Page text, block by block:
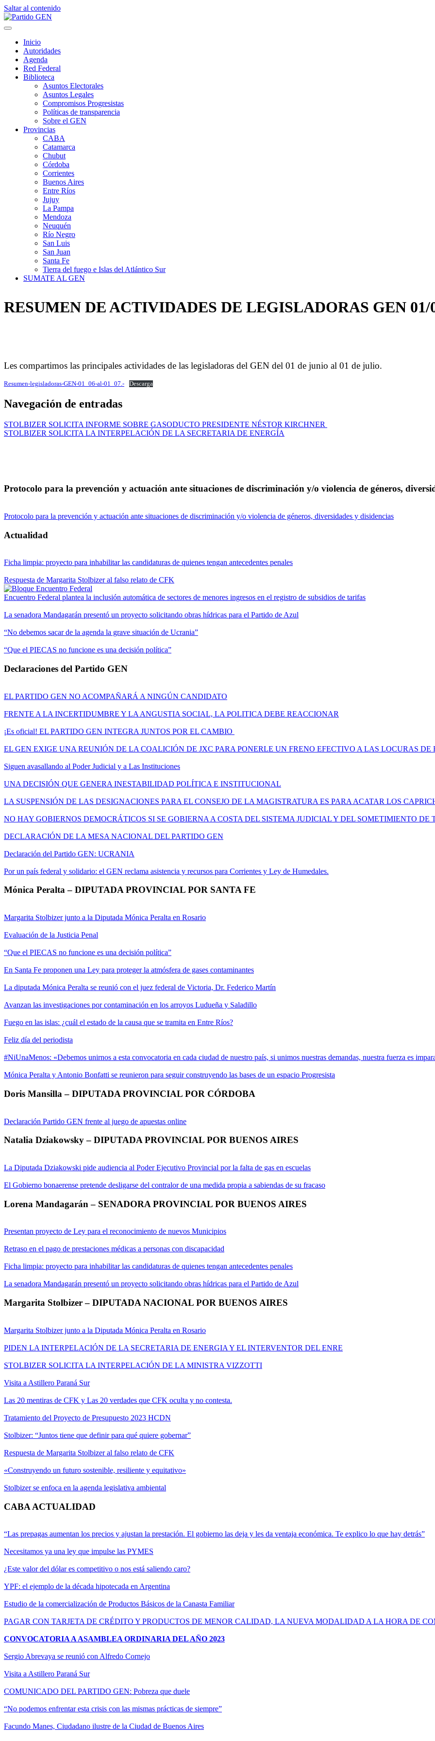
Saltar al contenido
Inicio
Autoridades
Agenda
Red Federal
Biblioteca
Asuntos Electorales
Asuntos Legales
Compromisos Progresistas
Políticas de transparencia
Sobre el GEN
Provincias
CABA
Catamarca
Chubut
Córdoba
Corrientes
Buenos Aires
Entre Ríos
Jujuy
La Pampa
Mendoza
Neuquén
Río Negro
San Luis
San Juan
Santa Fe
Tierra del fuego e Islas del Atlántico Sur
SUMATE AL GEN
RESUMEN DE ACTIVIDADES DE LEGISLADORAS GEN 01/
Les compartimos las principales actividades de las legisladoras del GEN del 01 de junio al 01 de julio.
Resumen-legisladoras-GEN-01_06-al-01_07.- Descarga
Navegación de entradas
STOLBIZER SOLICITA INFORME SOBRE GASODUCTO PRESIDENTE NÉSTOR KIRCHNER
STOLBIZER SOLICITA LA INTERPELACIÓN DE LA SECRETARIA DE ENERGÍA
Protocolo para la prevención y actuación ante situaciones de discriminación y/o violencia de géneros,
Protocolo para la prevención y actuación ante situaciones de discriminación y/o violencia de géneros, diversidades y disidencias
Actualidad
Ficha limpia: proyecto para inhabilitar las candidaturas de quienes tengan antecedentes penales
Respuesta de Margarita Stolbizer al falso relato de CFK
Encuentro Federal plantea la inclusión automática de sectores de menores ingresos en el registro de subsidios de tarifas
La senadora Mandagarán presentó un proyecto solicitando obras hídricas para el Partido de Azul
“No debemos sacar de la agenda la grave situación de Ucrania”
“Que el PIECAS no funcione es una decisión política”
Declaraciones del Partido GEN
EL PARTIDO GEN NO ACOMPAÑARÁ A NINGÚN CANDIDATO
FRENTE A LA INCERTIDUMBRE Y LA ANGUSTIA SOCIAL, LA POLITICA DEBE REACCIONAR
¡Es oficial! EL PARTIDO GEN INTEGRA JUNTOS POR EL CAMBIO
EL GEN EXIGE UNA REUNIÓN DE LA COALICIÓN DE JXC PARA PONERLE UN FRENO EFECTIVO A LAS LOCURAS DE
Siguen avasallando al Poder Judicial y a Las Instituciones
UNA DECISIÓN QUE GENERA INESTABILIDAD POLÍTICA E INSTITUCIONAL
LA SUSPENSIÓN DE LAS DESIGNACIONES PARA EL CONSEJO DE LA MAGISTRATURA ES PARA ACATAR LOS
NO HAY GOBIERNOS DEMOCRÁTICOS SI SE GOBIERNA A COSTA DEL SISTEMA JUDICIAL Y DEL SOMETIMIENTO DE
DECLARACIÓN DE LA MESA NACIONAL DEL PARTIDO GEN
Declaración del Partido GEN: UCRANIA
Por un país federal y solidario: el GEN reclama asistencia y recursos para Corrientes y Ley de Humedales.
Mónica Peralta – DIPUTADA PROVINCIAL POR SANTA FE
Margarita Stolbizer junto a la Diputada Mónica Peralta en Rosario
Evaluación de la Justicia Penal
“Que el PIECAS no funcione es una decisión política”
En Santa Fe proponen una Ley para proteger la atmósfera de gases contaminantes
La diputada Mónica Peralta se reunió con el juez federal de Victoria, Dr. Federico Martín
Avanzan las investigaciones por contaminación en los arroyos Ludueña y Saladillo
Fuego en las islas: ¿cuál el estado de la causa que se tramita en Entre Ríos?
Feliz día del periodista
#NiUnaMenos: «Debemos unirnos a esta convocatoria en cada ciudad de nuestro país, si unimos nuestras demandas, nuestra fuerza es
Mónica Peralta y Antonio Bonfatti se reunieron para seguir construyendo las bases de un espacio Progresista
Doris Mansilla – DIPUTADA PROVINCIAL POR CÓRDOBA
Declaración Partido GEN frente al juego de apuestas online
Natalia Dziakowsky – DIPUTADA PROVINCIAL POR BUENOS AIRES
La Diputada Dziakowski pide audiencia al Poder Ejecutivo Provincial por la falta de gas en escuelas
El Gobierno bonaerense pretende desligarse del contralor de una medida propia a sabiendas de su fracaso
Lorena Mandagarán – SENADORA PROVINCIAL POR BUENOS AIRES
Presentan proyecto de Ley para el reconocimiento de nuevos Municipios
Retraso en el pago de prestaciones médicas a personas con discapacidad
Ficha limpia: proyecto para inhabilitar las candidaturas de quienes tengan antecedentes penales
La senadora Mandagarán presentó un proyecto solicitando obras hídricas para el Partido de Azul
Margarita Stolbizer – DIPUTADA NACIONAL POR BUENOS AIRES
Margarita Stolbizer junto a la Diputada Mónica Peralta en Rosario
PIDEN LA INTERPELACIÓN DE LA SECRETARIA DE ENERGIA Y EL INTERVENTOR DEL ENRE
STOLBIZER SOLICITA LA INTERPELACIÓN DE LA MINISTRA VIZZOTTI
Visita a Astillero Paraná Sur
Las 20 mentiras de CFK y Las 20 verdades que CFK oculta y no contesta.
Tratamiento del Proyecto de Presupuesto 2023 HCDN
Stolbizer: “Juntos tiene que definir para qué quiere gobernar”
Respuesta de Margarita Stolbizer al falso relato de CFK
«Construyendo un futuro sostenible, resiliente y equitativo»
Stolbizer se enfoca en la agenda legislativa ambiental
CABA ACTUALIDAD
“Las prepagas aumentan los precios y ajustan la prestación. El gobierno las deja y les da ventaja económica. Te explico lo que hay detrás”
Necesitamos ya una ley que impulse las PYMES
¿Este valor del dólar es competitivo o nos está saliendo caro?
YPF: el ejemplo de la década hipotecada en Argentina
Estudio de la comercialización de Productos Básicos de la Canasta Familiar
PAGAR CON TARJETA DE CRÉDITO Y PRODUCTOS DE MENOR CALIDAD, LA NUEVA MODALIDAD A LA HORA DE
CONVOCATORIA A ASAMBLEA ORDINARIA DEL AÑO 2023
Sergio Abrevaya se reunió con Alfredo Cornejo
Visita a Astillero Paraná Sur
COMUNICADO DEL PARTIDO GEN: Pobreza que duele
“No podemos enfrentar esta crisis con las mismas prácticas de siempre”
Facundo Manes, Ciudadano ilustre de la Ciudad de Buenos Aires